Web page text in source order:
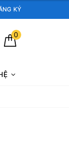
KÝ
0